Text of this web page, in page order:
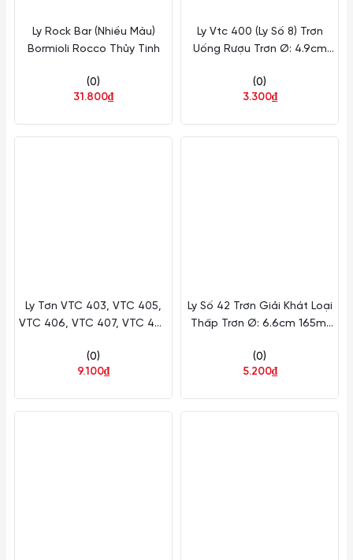
Ly Rock Bar (Nhiều Màu)
Bormioli Rocco Thủy Tinh
(0)
31.800₫
Ly Vtc 400 (Ly Số 8) Trơn
Uống Rượu Trơn Ø: 4.9cm
Cái/Thùng 6 Cái/Hộp Lotus
(0)
3.300₫
Ly Tơn VTC 403, VTC 405,
VTC 406, VTC 407, VTC 408
(0)
9.100₫
Ly Số 42 Trơn Giải Khát Loại
Thấp Trơn Ø: 6.6cm 165ml
Cái/Hộp Lotus Glass Thủy
Tinh VTC 42
(0)
5.200₫